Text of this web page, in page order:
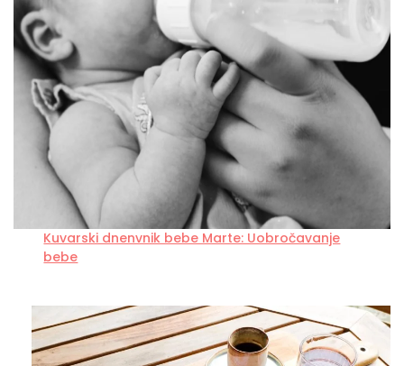
Kuvarski dnenvnik bebe Marte: Uobročavanje
bebe